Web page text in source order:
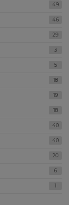
49
46
29
3
5
18
19
18
40
40
20
6
1